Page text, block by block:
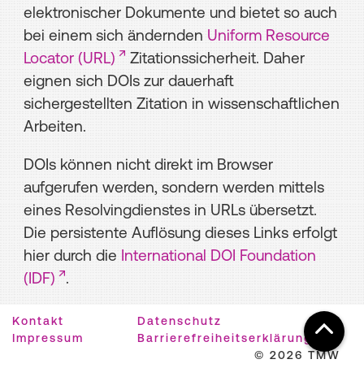
elektronischer Dokumente und bietet so auch
bei einem sich ändernden Uniform Resource
Locator (URL)
Zitationssicherheit. Daher
eignen sich DOIs zur dauerhaft
sichergestellten Zitation in wissenschaftlichen
Arbeiten.
DOIs können nicht direkt im Browser
aufgerufen werden, sondern werden mittels
eines Resolvingdienstes in URLs übersetzt.
Die persistente Auflösung dieses Links erfolgt
hier durch die International DOI Foundation
(IDF)
.
Kontakt
Datenschutz
Impressum
Barrierefreiheitserklärung
© 2026 TMW